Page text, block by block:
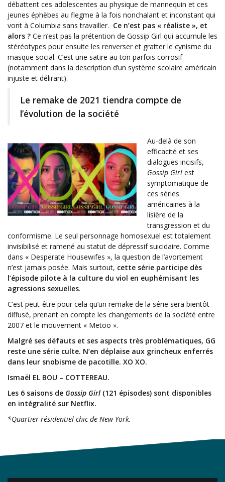
débattent ces adolescentes au physique de mannequin et ces
jeunes éphèbes au flegme à la fois nonchalant et inconstant qui
vont à Columbia sans travailler. Ce n’est pas « réaliste », et
alors ? Ce n’est pas la prétention de Gossip Girl qui accumule les
stéréotypes pour ensuite les renverser et gratter le cynisme du
masque social. C’est une satire au ton parfois corrosif
(notamment dans la description d’un système scolaire américain
injuste et délirant).
Le remake de 2021 tiendra compte de
l’évolution de la société
Au-delà de son
efficacité et ses
dialogues incisifs,
Gossip Girl est
symptomatique de
ces séries
américaines à la
lisière de la
transgression et du
conformisme. Le seul personnage homosexuel est totalement
invisibilisé et ramené au statut de dépressif suicidaire. Comme
dans « Desperate Housewifes », la question de l’avortement
n’est jamais posée. Mais surtout, cette série participe dès
l’épisode pilote à la culture du viol en euphémisant les
agressions sexuelles.
C’est peut-être pour cela qu’un remake de la série sera bientôt
diffusé, prenant en compte les changements de la société entre
2007 et le mouvement « Metoo ».
Malgré ses défauts et ses aspects très problématiques, GG
reste une série culte. N’en déplaise aux grincheux enferrés
dans leur snobisme de pacotille. XO XO.
Ismaël EL BOU – COTTEREAU.
Les 6 saisons de Gossip Girl (121 épisodes) sont disponibles
en intégralité sur Netflix.
*Quartier résidentiel chic de New York.